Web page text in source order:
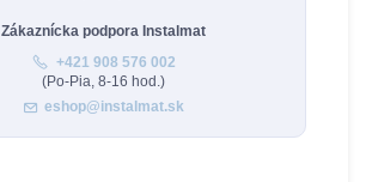
Zákaznícka podpora Instalmat
+421 908 576 002
(Po-Pia, 8-16 hod.)
eshop@instalmat.sk